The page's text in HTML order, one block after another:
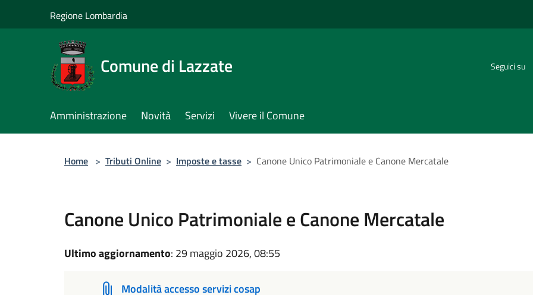
Regione Lombardia
Comune di Lazzate Seguici su
Amministrazione Novità Servizi Vivere il Comune
Home > Tributi Online > Imposte e tasse > Canone Unico Patrimoniale e Canone Mercatale
Canone Unico Patrimoniale e Canone Mercatale
Ultimo aggiornamento: 29 maggio 2026, 08:55
Modalità accesso servizi cosap